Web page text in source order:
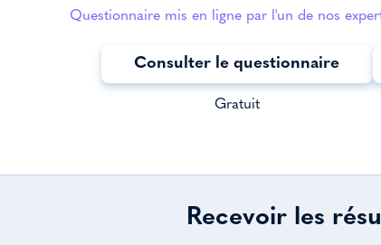
Questionnaire mis en ligne par l'un de nos
Consulter le questionnaire
Gratuit
Recevoir les